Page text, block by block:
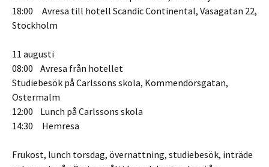
18:00 Avresa till hotell Scandic Continental, Vasagatan 22,
Stockholm
11 augusti
08:00 Avresa från hotellet
Studiebesök på Carlssons skola, Kommendörsgatan,
Östermalm
12:00 Lunch på Carlssons skola
14:30 Hemresa
Frukost, lunch torsdag, övernattning, studiebesök, inträde